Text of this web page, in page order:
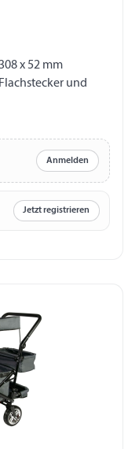
x 52 mm
Anmelden
Jetzt registrieren